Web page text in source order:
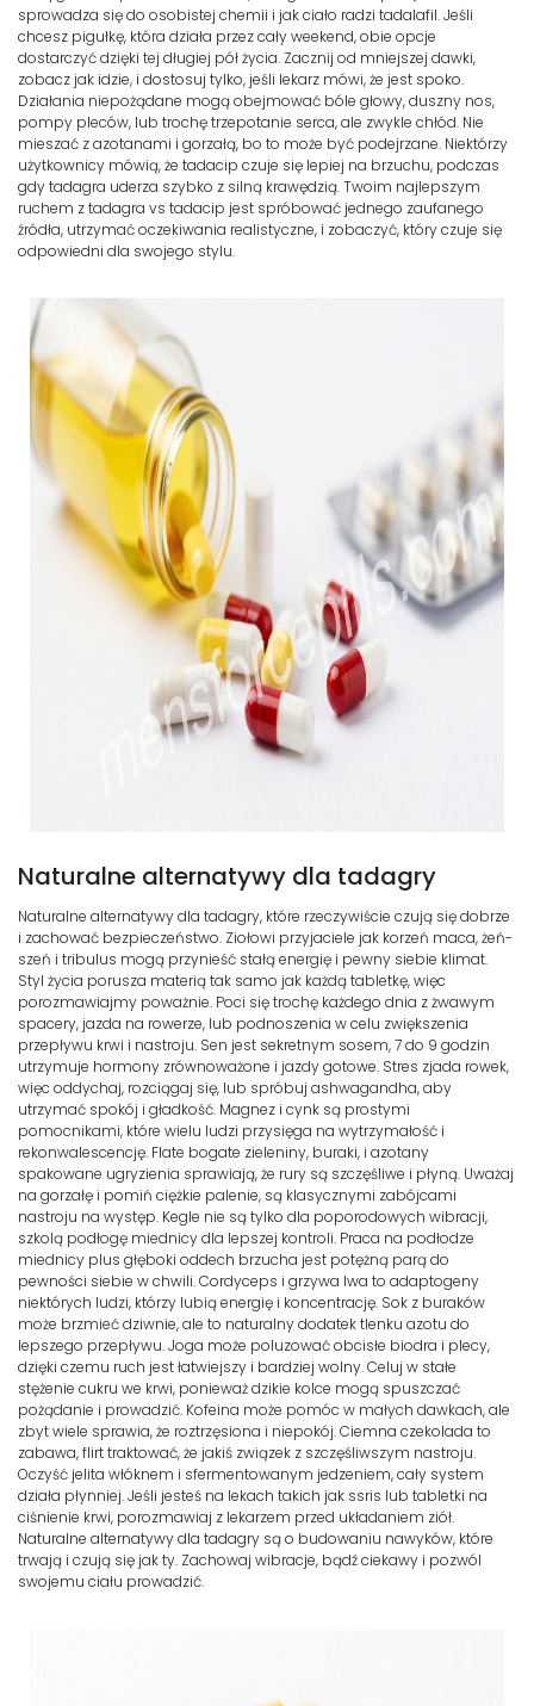
sprowadza się do osobistej chemii i jak ciało radzi tadalafil. Jeśli
chcesz pigułkę, która działa przez cały weekend, obie opcje
dostarczyć dzięki tej długiej pół życia. Zacznij od mniejszej dawki,
zobacz jak idzie, i dostosuj tylko, jeśli lekarz mówi, że jest spoko.
Działania niepożądane mogą obejmować bóle głowy, duszny nos,
pompy pleców, lub trochę trzepotanie serca, ale zwykle chłód. Nie
mieszać z azotanami i gorzałą, bo to może być podejrzane. Niektórzy
użytkownicy mówią, że tadacip czuje się lepiej na brzuchu, podczas
gdy tadagra uderza szybko z silną krawędzią. Twoim najlepszym
ruchem z tadagra vs tadacip jest spróbować jednego zaufanego
źródła, utrzymać oczekiwania realistyczne, i zobaczyć, który czuje się
odpowiedni dla swojego stylu.
Naturalne alternatywy dla tadagry
Naturalne alternatywy dla tadagry, które rzeczywiście czują się dobrze
i zachować bezpieczeństwo. Ziołowi przyjaciele jak korzeń maca, żeń-
szeń i tribulus mogą przynieść stałą energię i pewny siebie klimat.
Styl życia porusza materią tak samo jak każdą tabletkę, więc
porozmawiajmy poważnie. Poci się trochę każdego dnia z żwawym
spacery, jazda na rowerze, lub podnoszenia w celu zwiększenia
przepływu krwi i nastroju. Sen jest sekretnym sosem, 7 do 9 godzin
utrzymuje hormony zrównoważone i jazdy gotowe. Stres zjada rowek,
więc oddychaj, rozciągaj się, lub spróbuj ashwagandha, aby
utrzymać spokój i gładkość. Magnez i cynk są prostymi
pomocnikami, które wielu ludzi przysięga na wytrzymałość i
rekonwalescencję. Flate bogate zieleniny, buraki, i azotany
spakowane ugryzienia sprawiają, że rury są szczęśliwe i płyną. Uważaj
na gorzałę i pomiń ciężkie palenie, są klasycznymi zabójcami
nastroju na występ. Kegle nie są tylko dla poporodowych wibracji,
szkolą podłogę miednicy dla lepszej kontroli. Praca na podłodze
miednicy plus głęboki oddech brzucha jest potężną parą do
pewności siebie w chwili. Cordyceps i grzywa lwa to adaptogeny
niektórych ludzi, którzy lubią energię i koncentrację. Sok z buraków
może brzmieć dziwnie, ale to naturalny dodatek tlenku azotu do
lepszego przepływu. Joga może poluzować obcisłe biodra i plecy,
dzięki czemu ruch jest łatwiejszy i bardziej wolny. Celuj w stałe
stężenie cukru we krwi, ponieważ dzikie kolce mogą spuszczać
pożądanie i prowadzić. Kofeina może pomóc w małych dawkach, ale
zbyt wiele sprawia, że roztrzęsiona i niepokój. Ciemna czekolada to
zabawa, flirt traktować, że jakiś związek z szczęśliwszym nastroju.
Oczyść jelita włóknem i sfermentowanym jedzeniem, cały system
działa płynniej. Jeśli jesteś na lekach takich jak ssris lub tabletki na
ciśnienie krwi, porozmawiaj z lekarzem przed układaniem ziół.
Naturalne alternatywy dla tadagry są o budowaniu nawyków, które
trwają i czują się jak ty. Zachowaj wibracje, bądź ciekawy i pozwól
swojemu ciału prowadzić.